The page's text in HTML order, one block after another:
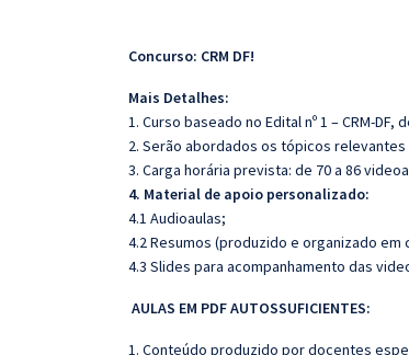
Concurso: CRM DF!
Mais Detalhes:
1. Curso baseado no Edital nº 1 – CRM-DF,
2. Serão abordados os tópicos
3. Carga horária prevista: de 70 a 86
4. Material de apoio personalizado:
4.1 Audioaulas;
4.2 Resumos (produzido e organizado
4.3 Slides para acompanhamento das
AULAS EM PDF AUTOSSUFICIENTES:
1. Conteúdo produzido por docentes